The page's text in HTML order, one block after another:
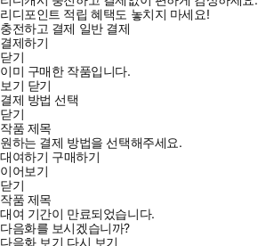
리디포인트 적립 혜택도 놓치지 마세요!
충전하고 결제 일반 결제
결제하기
닫기
이미 구매한 작품입니다.
보기 닫기
결제 방법 선택
닫기
작품 제목
원하는 결제 방법을 선택해주세요.
대여하기 구매하기
이어보기
닫기
작품 제목
대여 기간이 만료되었습니다.
다음화를 보시겠습니까?
다음화 보기 다시 보기